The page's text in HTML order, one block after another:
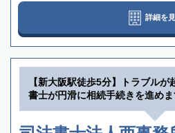
詳細を
【新大阪駅徒歩5分】トラブル
書士が円滑に相続手続きを進め